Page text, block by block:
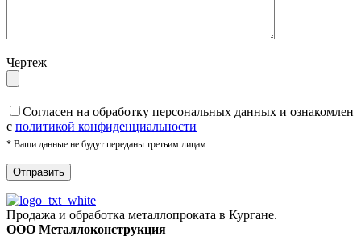
Чертеж
Cогласен на обработку персональных данных и ознакомлен
с политикой конфиденциальности
* Ваши данные не будут переданы третьим лицам.
Продажа и обработка металлопроката в Кургане.
ООО Металлоконструкция